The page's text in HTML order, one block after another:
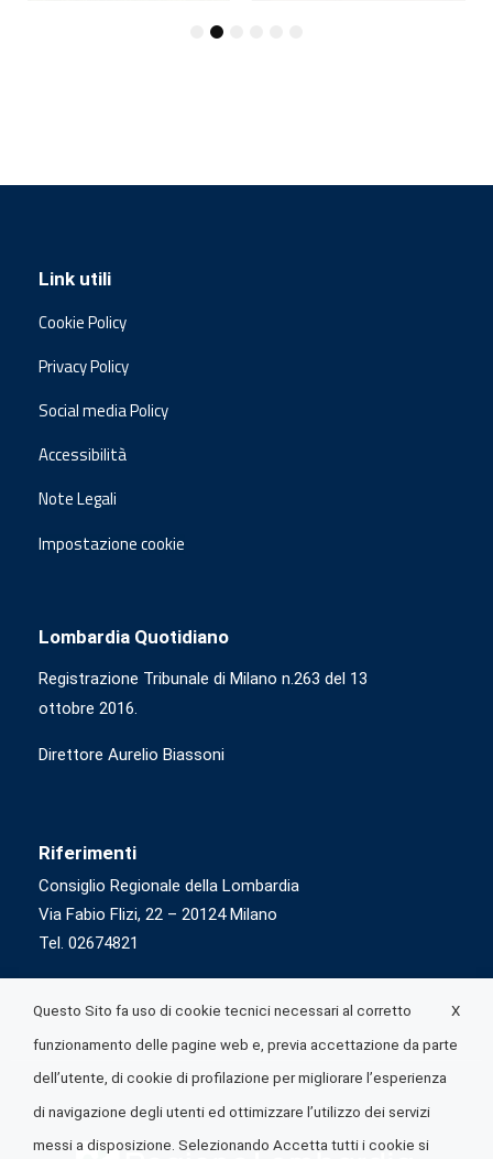
Link utili
Cookie Policy
Privacy Policy
Social media Policy
Accessibilità
Note Legali
Impostazione cookie
Lombardia Quotidiano
Registrazione Tribunale di Milano n.263 del 13
ottobre 2016.
Direttore Aurelio Biassoni
Riferimenti
Consiglio Regionale della Lombardia
Via Fabio Flizi, 22 – 20124 Milano
Tel. 02674821
X
Questo Sito fa uso di cookie tecnici necessari al corretto
funzionamento delle pagine web e, previa accettazione da parte
dell’utente, di cookie di profilazione per migliorare l’esperienza
di navigazione degli utenti ed ottimizzare l’utilizzo dei servizi
messi a disposizione. Selezionando Accetta tutti i cookie si